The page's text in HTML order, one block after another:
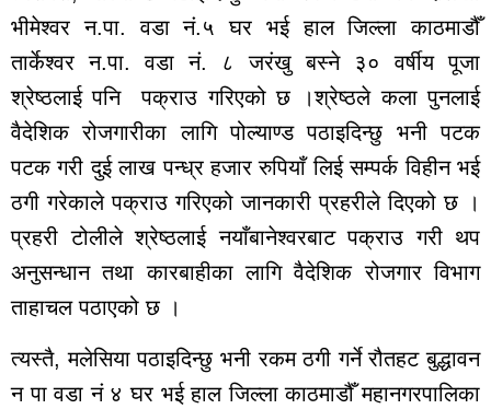
बाजुरा
बझाङ
दार्चुला
डोटी
डडेल्धुरा
कैलाली
कन्चनपुर
अछाम
सूचना
News
भीमेश्वर न.पा. वडा नं.५ घर भई हाल जिल्ला काठमाडौँ
तार्केश्वर न.पा. वडा नं. ८ जरंखु बस्ने ३० वर्षीय पूजा
श्रेष्ठलाई पनि पक्राउ गरिएको छ ।श्रेष्ठले कला पुनलाई
वैदेशिक रोजगारीका लागि पोल्याण्ड पठाइदिन्छु भनी पटक
पटक गरी दुई लाख पन्ध्र हजार रुपियाँ लिई सम्पर्क विहीन भई
ठगी गरेकाले पक्राउ गरिएको जानकारी प्रहरीले दिएको छ ।
प्रहरी टोलीले श्रेष्ठलाई नयाँबानेश्वरबाट पक्राउ गरी थप
अनुसन्धान तथा कारबाहीका लागि वैदेशिक रोजगार विभाग
ताहाचल पठाएको छ ।
त्यस्तै, मलेसिया पठाइदिन्छु भनी रकम ठगी गर्ने रौतहट बुद्धावन
न पा वडा नं‍ ४ घर भई हाल जिल्ला काठमाडौँ महानगरपालिका